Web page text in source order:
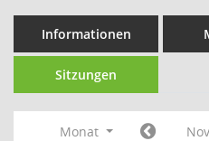
Informationen
Sitzungen
Monat